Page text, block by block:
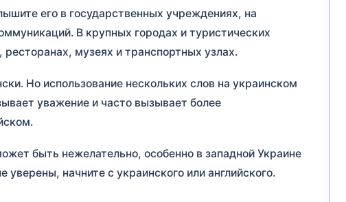
его в государственных учреждениях, на
В крупных городах и туристических
музеях и транспортных узлах.
Но использование нескольких слов на украинском
уважение и часто вызывает более
быть нежелательно, особенно в западной Украине
уверены, начните с украинского или английского.